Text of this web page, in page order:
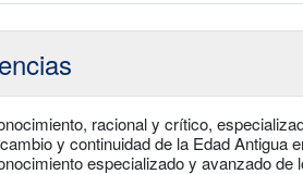
racional y crítico,
y continuidad de la Edad Antigua
especializado y avanzado